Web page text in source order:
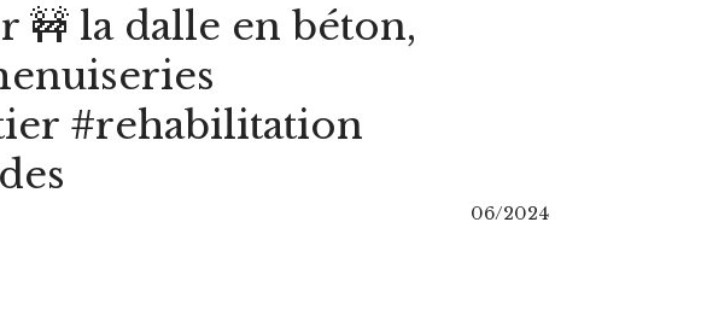
🚧 la dalle en béton,
#rehabilitation
06/2024